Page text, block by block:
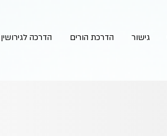
הדרכה לגירושין הדרכת הורים גישור